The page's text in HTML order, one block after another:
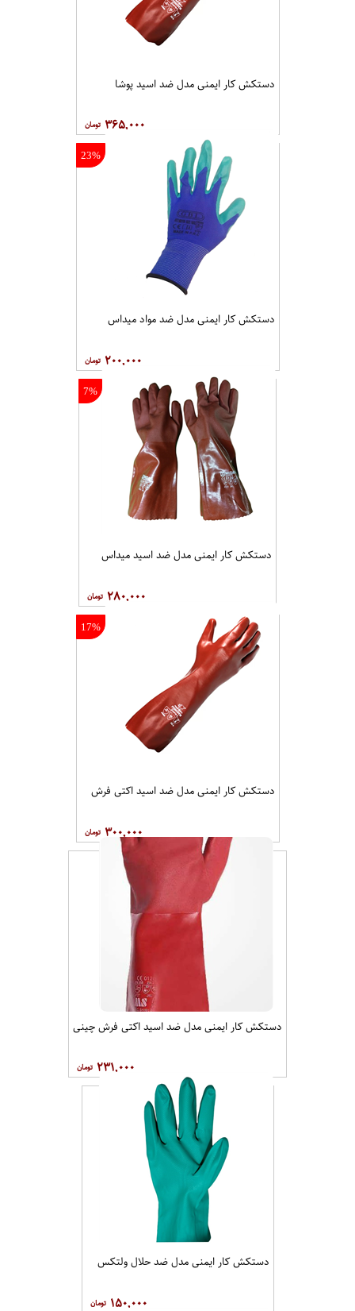
دستکش کار ایمنی مدل ضد اسید پوشا
۳۶۵,۰۰۰
23%
دستکش کار ایمنی مدل ضد مواد میداس
۲۰۰,۰۰۰
7%
دستکش کار ایمنی مدل ضد اسید میداس
۲۸۰,۰۰۰
17%
دستکش کار ایمنی مدل ضد اسید اکتی فرش
۳۰۰,۰۰۰
دستکش کار ایمنی مدل ضد اسید اکتی فرش چینی
۲۳۱,۰۰۰
دستکش کار ایمنی مدل ضد حلال ولتکس
۱۵۰,۰۰۰